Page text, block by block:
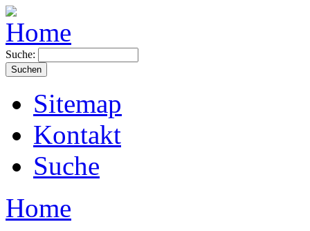
Suche:
Sitemap
Kontakt
Suche
Home